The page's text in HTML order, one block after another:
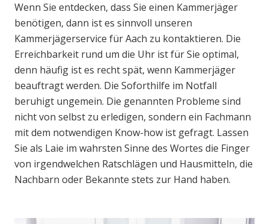
Wenn Sie entdecken, dass Sie einen Kammerjäger
benötigen, dann ist es sinnvoll unseren
Kammerjägerservice für Aach zu kontaktieren. Die
Erreichbarkeit rund um die Uhr ist für Sie optimal,
denn häufig ist es recht spät, wenn Kammerjäger
beauftragt werden. Die Soforthilfe im Notfall
beruhigt ungemein. Die genannten Probleme sind
nicht von selbst zu erledigen, sondern ein Fachmann
mit dem notwendigen Know-how ist gefragt. Lassen
Sie als Laie im wahrsten Sinne des Wortes die Finger
von irgendwelchen Ratschlägen und Hausmitteln, die
Nachbarn oder Bekannte stets zur Hand haben.